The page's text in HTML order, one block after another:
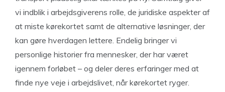
vi indblik i arbejdsgiverens rolle, de juridiske aspekter af
at miste kørekortet samt de alternative løsninger, der
kan gøre hverdagen lettere. Endelig bringer vi
personlige historier fra mennesker, der har været
igennem forløbet – og deler deres erfaringer med at
finde nye veje i arbejdslivet, når kørekortet ryger.